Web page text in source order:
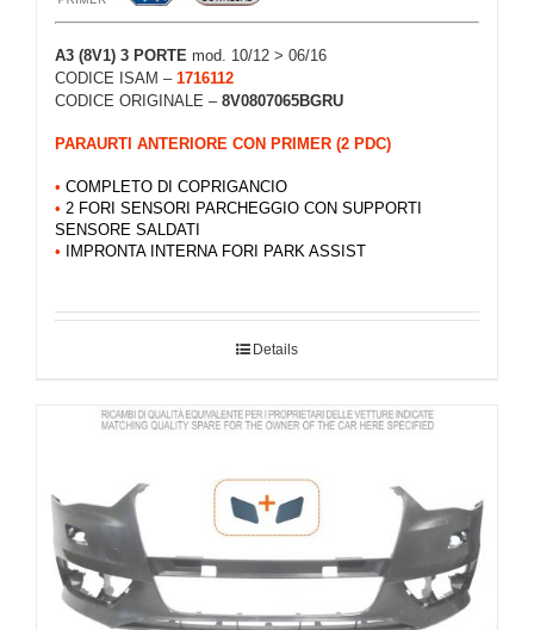
A3 (8V1) 3 PORTE mod. 10/12 > 06/16
CODICE ISAM – 1716112
CODICE ORIGINALE – 8V0807065BGRU
PARAURTI ANTERIORE CON PRIMER (2 PDC)
• COMPLETO DI COPRIGANCIO
• 2 FORI SENSORI PARCHEGGIO CON SUPPORTI
SENSORE SALDATI
•
IMPRONTA INTERNA FORI PARK ASSIST
Details